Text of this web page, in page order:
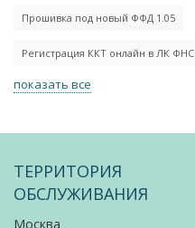
Прошивка под новый ФФД 1.05
Регистрация ККТ онлайн в ЛК ФНС
показать все
ТЕРРИТОРИЯ
ОБСЛУЖИВАНИЯ
Москва